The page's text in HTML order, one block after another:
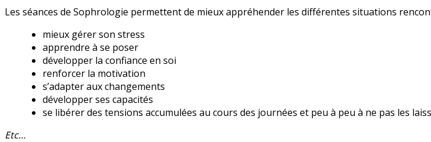
Les séances de Sophrologie permettent de mieux appréhender les différentes situations
mieux gérer son stress
apprendre à se poser
développer la confiance en soi
renforcer la motivation
s’adapter aux changements
développer ses capacités
se libérer des tensions accumulées au cours des journées et peu à peu à ne pas les
Etc…